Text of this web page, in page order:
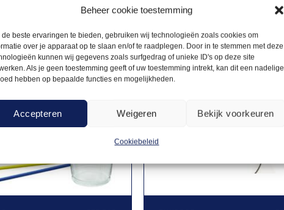
Beheer cookie toestemming
de beste ervaringen te bieden, gebruiken wij technologieën zoals cookies om
over je apparaat op te slaan en/of te raadplegen. Door in te stemmen met deze
kunnen wij gegevens zoals surfgedrag of unieke ID's op deze site
Als je geen toestemming geeft of uw toestemming intrekt, kan dit een nadelige
hebben op bepaalde functies en mogelijkheden.
Accepteren Weigeren Bekijk voorkeuren
Cookiebeleid
aan
verlanglijst